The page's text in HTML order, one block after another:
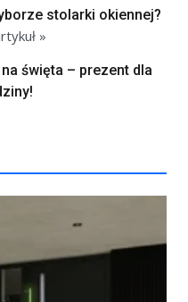
stolarki okiennej?
»
święta – prezent dla